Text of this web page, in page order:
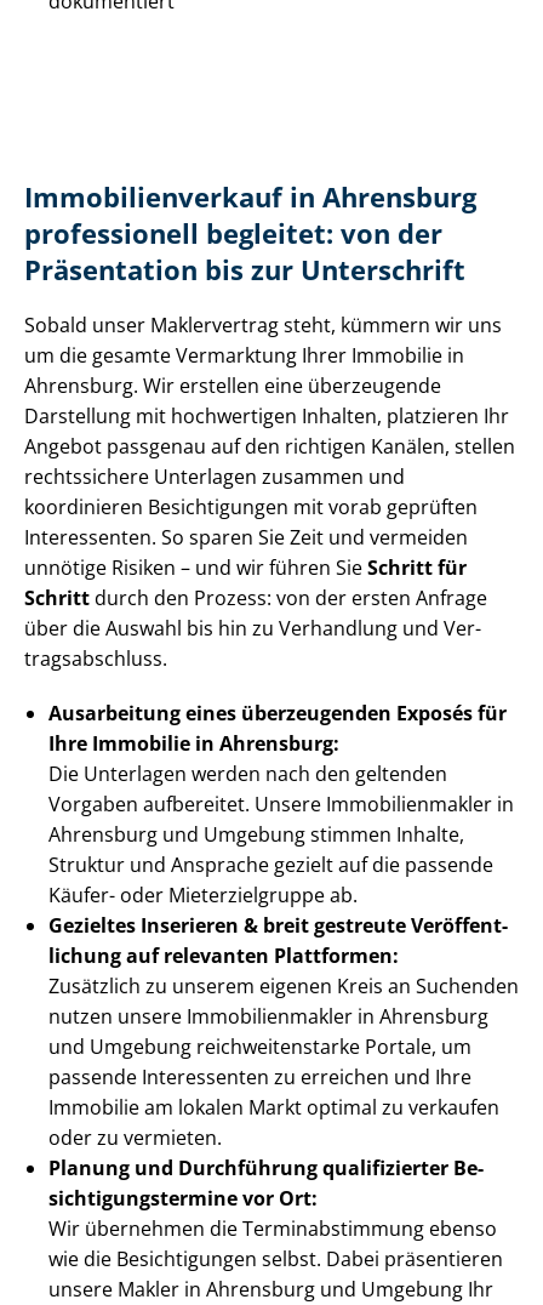
Im­mo­bi­li­en­ver­kauf in Ahrensburg
professionell begleitet: von der
Präsentation bis zur Unterschrift
Sobald unser Maklervertrag steht, kümmern wir uns
um die gesamte Vermarktung Ihrer Immobilie in
Ahrensburg. Wir erstellen eine überzeugende
Darstellung mit hochwertigen Inhalten, platzieren Ihr
Angebot passgenau auf den richtigen Kanälen, stellen
rechtssichere Unterlagen zusammen und
koordinieren Besichtigungen mit vorab geprüften
Interessenten. So sparen Sie Zeit und vermeiden
unnötige Risiken – und wir führen SieSchritt für
Schrittdurch den Prozess: von der ersten Anfrage
über die Auswahl bis hin zu Verhandlung und Ver­
trags­ab­schluss.
Ausarbeitung eines überzeugenden Exposés für
Ihre Immobilie in Ahrensburg:
Die Unterlagen werden nach den geltenden
Vorgaben aufbereitet. Unsere Im­mo­bi­li­en­mak­ler in
Ahrensburg und Umgebung stimmen Inhalte,
Struktur und Ansprache gezielt auf die passende
Käufer- oder Mie­ter­ziel­grup­pe ab.
Gezieltes Inserieren & breit gestreute Ver­öf­fent­
li­chung auf relevanten Plattformen:
Zusätzlich zu unserem eigenen Kreis an Suchenden
nutzen unsere Im­mo­bi­li­en­mak­ler in Ahrensburg
und Umgebung reich­wei­ten­star­ke Portale, um
passende Interessenten zu erreichen und Ihre
Immobilie am lokalen Markt optimal zu verkaufen
oder zu vermieten.
Planung und Durchführung qualifizierter Be­
sich­ti­gungs­ter­mi­ne vor Ort:
Wir übernehmen die Ter­min­ab­stim­mung ebenso
wie die Besichtigungen selbst. Dabei präsentieren
unsere Makler in Ahrensburg und Umgebung Ihr